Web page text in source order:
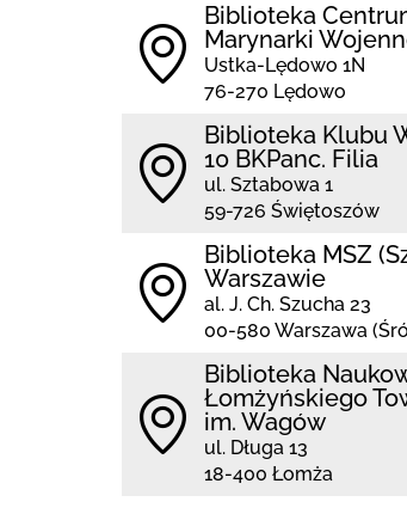
Biblioteka
Marynarki
Ustka-Lędowo 1N
76-270 Lędowo
Biblioteka Klubu
10 BKPanc. Filia
ul. Sztabowa 1
59-726 Świętoszów
Biblioteka MSZ
Warszawie
al. J. Ch. Szucha 23
00-580 Warszawa
Biblioteka
Łomżyńskiego
im. Wagów
ul. Długa 13
18-400 Łomża